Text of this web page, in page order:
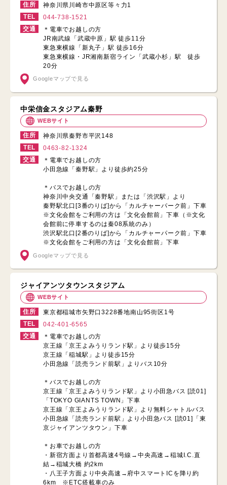
住所
神奈川県川崎市中原区等々力1
TEL
044-738-1521
交通
＊電車でお越しの方
JR南武線「武蔵中原」駅 徒歩11分
東急東横線「新丸子」駅 徒歩16分
東急東横線・JR湘南新宿ライン「武蔵小杉」駅 徒歩
20分
Googleマップで見る
中栄信金スタジアム秦野
WEBサイト
住所
神奈川県秦野市平沢148
TEL
0463-82-1324
交通
＊電車でお越しの方
小田急線「秦野駅」より徒歩約25分
＊バスでお越しの方
神奈川中央交通「秦野駅」または「渋沢駅」より
秦野駅北口[3番のりば]から「カルチャーパーク前」下車
※文化会館をご利用の方は「文化会館前」下車（※文化
会館前に停車するのは秦08系統のみ）
渋沢駅北口[2番のりば]から「カルチャーパーク前」下車
※文化会館をご利用の方は「文化会館前」下車
Googleマップで見る
ジャイアンツタウンスタジアム
WEBサイト
住所
東京都稲城市矢野口3228番地南山95街区1号
TEL
042-401-6565
交通
＊電車でお越しの方
京王線「京王よみうりランド駅」より徒歩15分
京王線「稲城駅」より徒歩15分
小田急線「読売ランド前駅」よりバス10分
＊バスでお越しの方
京王線「京王よみうりランド駅」より小田急バス [読01]
「TOKYO GIANTS TOWN」下車
京王線「京王よみうりランド駅」より無料シャトルバス
小田急線「読売ランド前駅」より小田急バス [読01]「東
京ジャイアンツタウン」下車
＊お車でお越しの方
・新宿方面より首都高速4号線→中央高速→稲城I.C.直
結→稲城大橋 約2km
・八王子方面より中央高速→府中スマートICを降り約
6km ※ETC搭載車のみ